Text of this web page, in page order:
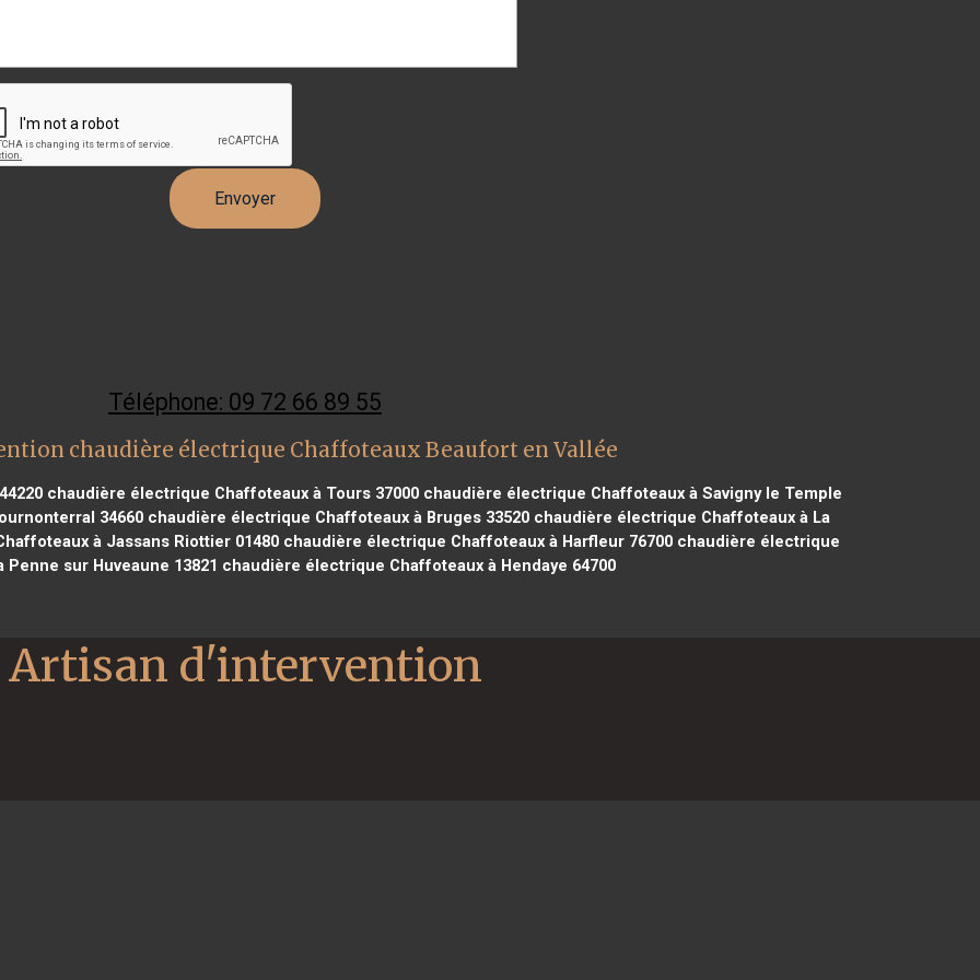
Téléphone: 09 72 66 89 55
chaudière électrique Chaffoteaux Beaufort en Vallée
chaudière électrique Chaffoteaux à Tours 37000chaudière électrique Chaffoteaux à Savigny le Temple
34660 chaudière électrique Chaffoteaux à Bruges 33520 chaudière électrique Chaffoteaux à La
à Jassans Riottier 01480 chaudière électrique Chaffoteaux à Harfleur 76700 chaudière électrique
Penne sur Huveaune 13821 chaudière électrique Chaffoteaux à Hendaye 64700
Artisan d'intervention